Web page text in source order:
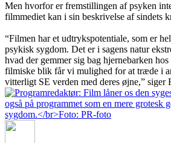
Men hvorfor er fremstillingen af psyken
filmmediet kan i sin beskrivelse af sindets
“Filmen har et udtrykspotentiale, som er
psykisk sygdom. Det er i sagens natur
hvad der gemmer sig bag hjernebarken
filmiske blik får vi mulighed for at træde i
vitterligt SE verden med deres øjne,” siger